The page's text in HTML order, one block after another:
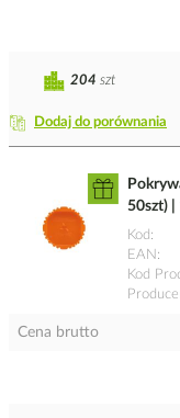
Dodaj do porównania
204 szt
50szt) |
Kod
EAN
Kod
Cena brutto